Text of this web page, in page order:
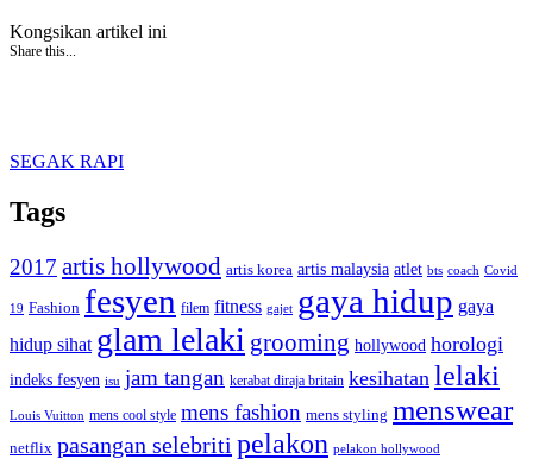
Kongsikan artikel ini
Share this...
SEGAK RAPI
Tags
2017 artis hollywood artis korea artis malaysia atlet bts coach Covid
19 Fashion fesyen filem fitness gajet gaya hidup gaya
hidup sihat glam lelaki grooming hollywood horologi
indeks fesyen isu jam tangan kerabat diraja britain kesihatan lelaki
Louis Vuitton mens cool style mens fashion mens styling menswear
netflix pasangan selebriti pelakon pelakon hollywood